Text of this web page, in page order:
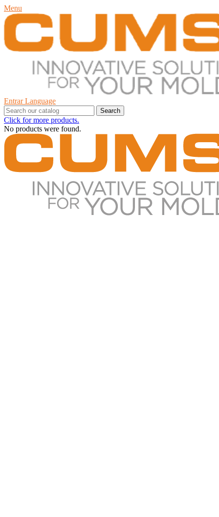
Menu
Entrar Language
Search
Click for more products.
No products were found.